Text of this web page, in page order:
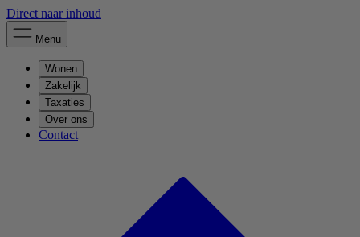
Direct naar inhoud
Menu
Wonen
Zakelijk
Taxaties
Over ons
Contact